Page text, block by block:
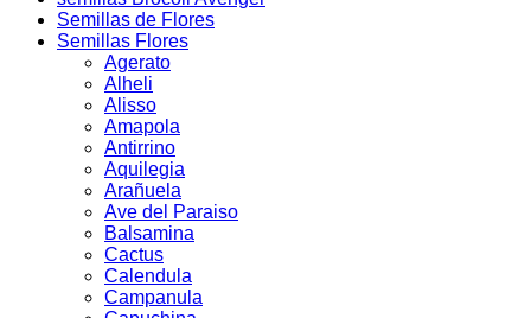
Semillas de Flores
Semillas Flores
Agerato
Alheli
Alisso
Amapola
Antirrino
Aquilegia
Arañuela
Ave del Paraiso
Balsamina
Cactus
Calendula
Campanula